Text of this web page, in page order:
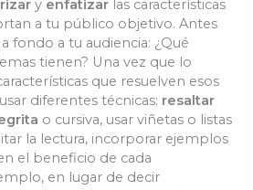
y enfatizar las características
a tu público objetivo. Antes
fondo a tu audiencia: ¿Qué
tienen? Una vez que lo
que resuelven esos
diferentes técnicas: resaltar
o cursiva, usar viñetas o listas
la lectura, incorporar ejemplos
el beneficio de cada
en lugar de decir